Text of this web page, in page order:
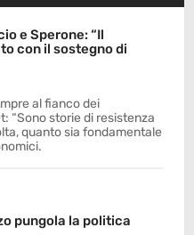
e Sperone: “Il
con il sostegno di
al fianco dei
“Sono storie di resistenza
quanto sia fondamentale
pungola la politica